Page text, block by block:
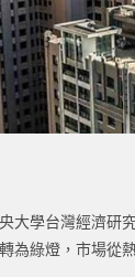
大學台灣經濟
為綠燈，市場從